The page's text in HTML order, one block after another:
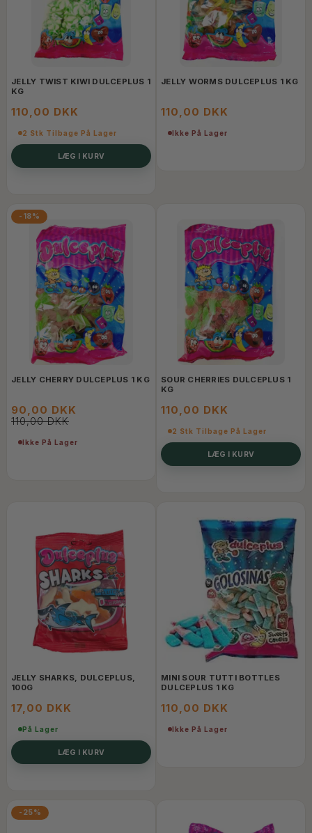
JELLY TWIST KIWI DULCEPLUS 1
KG
110,00 DKK
2 Stk Tilbage På Lager
LÆG I KURV
JELLY WORMS DULCEPLUS 1 KG
110,00 DKK
Ikke På Lager
-18%
JELLY CHERRY DULCEPLUS 1 KG
90,00 DKK
110,00 DKK
Ikke På Lager
SOUR CHERRIES DULCEPLUS 1
KG
110,00 DKK
2 Stk Tilbage På Lager
LÆG I KURV
JELLY SHARKS, DULCEPLUS,
100G
17,00 DKK
På Lager
LÆG I KURV
MINI SOUR TUTTI BOTTLES
DULCEPLUS 1 KG
110,00 DKK
Ikke På Lager
-25%